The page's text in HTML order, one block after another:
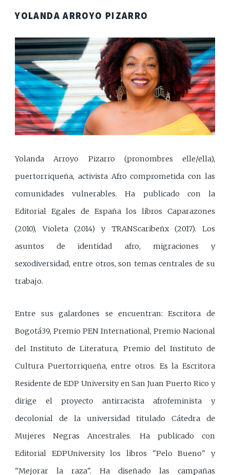
YOLANDA ARROYO PIZARRO
Yolanda Arroyo Pizarro (pronombres elle/ella),
puertorriqueña, activista Afro comprometida con las
comunidades vulnerables. Ha publicado con la
Editorial Egales de España los libros Caparazones
(2010), Violeta (2014) y TRANScaribeñx (2017). Los
asuntos de identidad afro, migraciones y
sexodiversidad, entre otros, son temas centrales de su
trabajo.
Entre sus galardones se encuentran: Escritora de
Bogotá39, Premio PEN International, Premio Nacional
del Instituto de Literatura, Premio del Instituto de
Cultura Puertorriqueña, entre otros. Es la Escritora
Residente de EDP University en San Juan Puerto Rico y
dirige el proyecto antirracista afrofeminista y
decolonial de la universidad titulado Cátedra de
Mujeres Negras Ancestrales. Ha publicado con
Editorial EDPUniversity los libros "Pelo Bueno" y
"Mejorar la raza". Ha diseñado las campañas